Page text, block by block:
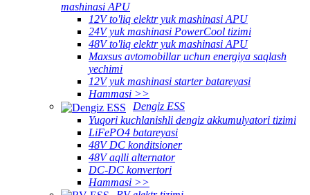
mashinasi APU
12V to'liq elektr yuk mashinasi APU
24V yuk mashinasi PowerCool tizimi
48V to'liq elektr yuk mashinasi APU
Maxsus avtomobillar uchun energiya saqlash
yechimi
12V yuk mashinasi starter batareyasi
Hammasi >>
Dengiz ESS
Yuqori kuchlanishli dengiz akkumulyatori tizimi
LiFePO4 batareyasi
48V DC konditsioner
48V aqlli alternator
DC-DC konvertori
Hammasi >>